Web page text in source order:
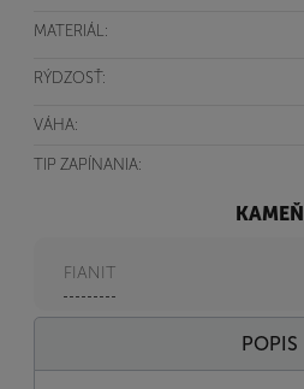
MATERIÁL:
RÝDZOSŤ:
VÁHA:
TIP ZAPÍNANIA:
KAMEŇ
FIANIT
POPIS